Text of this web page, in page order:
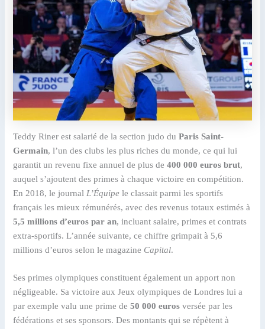
Teddy Riner est salarié de la section judo duParis Saint-
Germain, l’un des clubs les plus riches du monde, ce qui lui
garantit un revenu fixe annuel de plus de400 000 euros brut,
auquel s’ajoutent des primes à chaque victoire en compétition.
En 2018, le journal L’Équipe le classait parmi les sportifs
français les mieux rémunérés, avec des revenus totaux estimés à
5,5 millions d’euros par an, incluant salaire, primes et contrats
extra-sportifs. L’année suivante, ce chiffre grimpait à 5,6
millions d’euros selon le magazine Capital.
Ses primes olympiques constituent également un apport non
négligeable. Sa victoire aux Jeux olympiques de Londres lui a
par exemple valu une prime de50 000 euros versée par les
fédérations et ses sponsors. Des montants qui se répètent à